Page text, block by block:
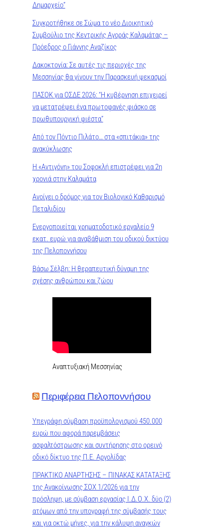
Δημαρχείο”
Συγκροτήθηκε σε Σώμα το νέο Διοικητικό
Συμβούλιο της Κεντρικής Αγοράς Καλαμάτας –
Πρόεδρος ο Γιάννης Αναζίκος
Δακοκτονία: Σε αυτές τις περιοχές της
Μεσσηνίας θα γίνουν την Παρασκευή ψεκασμοί
ΠΑΣΟΚ για ΟΣΔΕ 2026: “Η κυβέρνηση επιχειρεί
να μετατρέψει ένα πρωτοφανές φιάσκο σε
πρωθυπουργική φιέστα”
Από τον Πόντιο Πιλάτο… στα «σπιτάκια» της
ανακύκλωσης
Η «Αντιγόνη» του Σοφοκλή επιστρέφει για 2η
χρονιά στην Καλαμάτα
Ανοίγει ο δρόμος για τον Βιολογικό Καθαρισμό
Πεταλιδίου
Ενεργοποιείται χρηματοδοτικό εργαλείο 9
εκατ. ευρώ για αναβάθμιση του οδικού δικτύου
της Πελοποννήσου
Βάσω Σέλβη: Η θεραπευτική δύναμη της
σχέσης ανθρώπου και ζώου
Αναπτυξιακή Μεσσηνίας
Περιφέρεια Πελοποννήσου
Υπεγράφη σύμβαση προϋπολογισμού 450.000
ευρώ που αφορά παρεμβάσεις
ασφαλτόστρωσης και συντήρησης στο ορεινό
οδικό δίκτυο της Π.Ε. Αργολίδας
ΠΡΑΚΤΙΚO ΑΝΑΡΤΗΣΗΣ – ΠΙΝΑΚΑΣ ΚΑΤΑΤΑΞΗΣ
της Ανακοίνωσης ΣΟΧ 1/2026 για την
πρόσληψη, με σύμβαση εργασίας Ι.Δ.Ο.Χ. δύο (2)
ατόμων από την υπογραφή της σύμβασής τους
και για οκτώ μήνες, για την κάλυψη αναγκών